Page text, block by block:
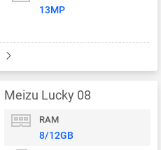
13MP
Meizu Lucky 08
RAM
8/12GB